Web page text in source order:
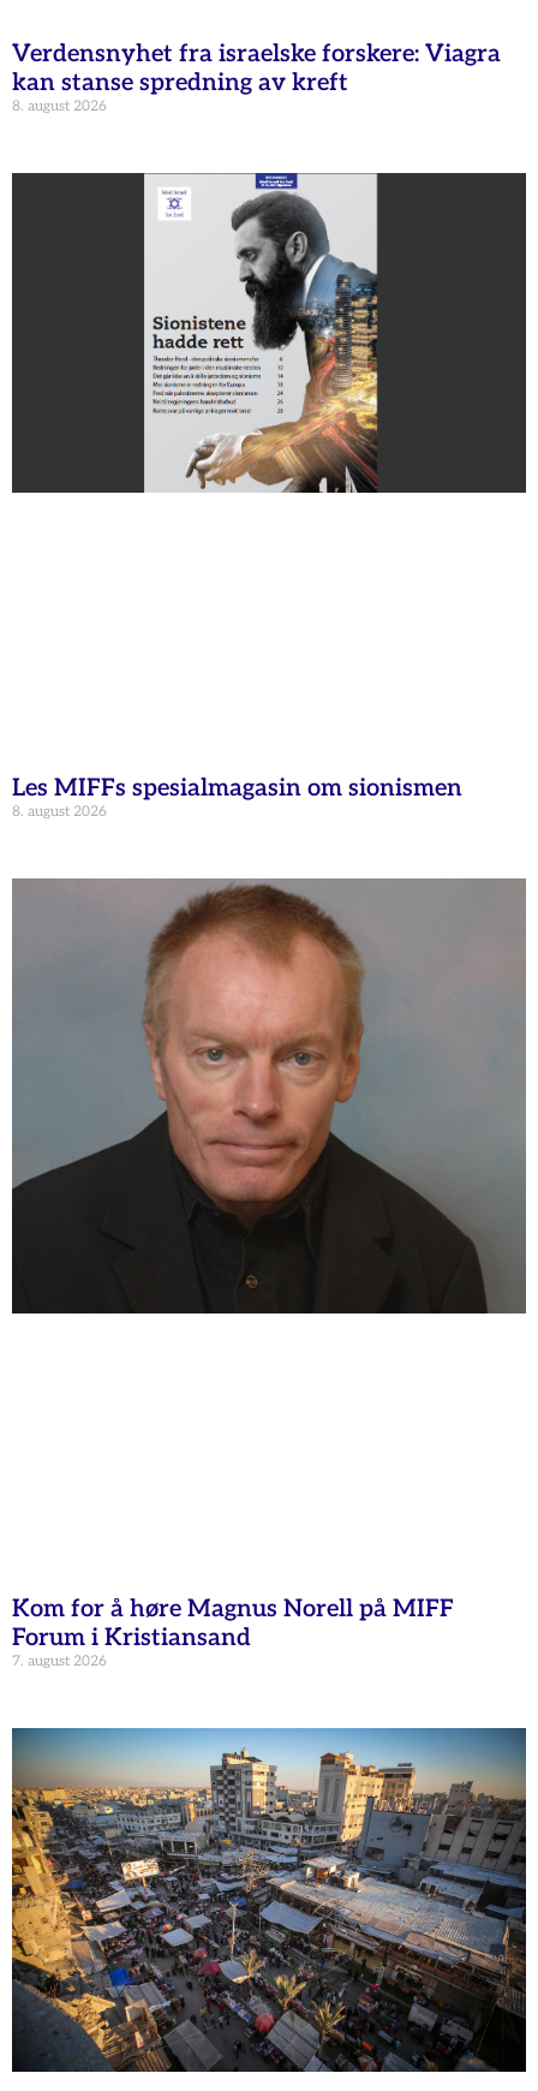
Verdensnyhet fra israelske forskere: Viagra
kan stanse spredning av kreft
8. august 2026
Les MIFFs spesialmagasin om sionismen
8. august 2026
Kom for å høre Magnus Norell på MIFF
Forum i Kristiansand
7. august 2026